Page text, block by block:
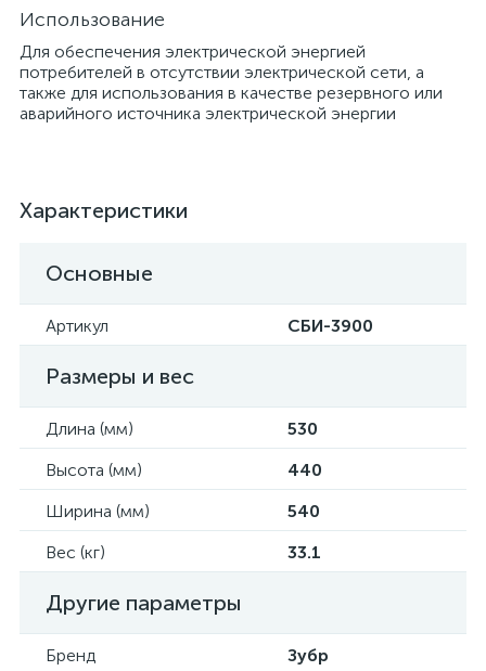
Использование
Для обеспечения электрической энергией
потребителей в отсутствии электрической сети, а
также для использования в качестве резервного или
аварийного источника электрической энергии
Характеристики
Основные
Артикул СБИ-3900
Размеры и вес
Длина (мм)
530
Высота (мм)
440
Ширина (мм)
540
Вес (кг)
33.1
Другие параметры
Бренд Зубр